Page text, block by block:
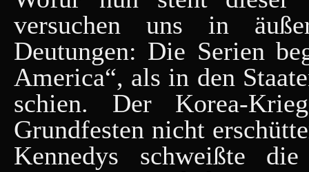
versuchen uns in
Deutungen: Die Serien
America“, als in den
schien. Der Korea-
Grundfesten nicht
Kennedys schweißte